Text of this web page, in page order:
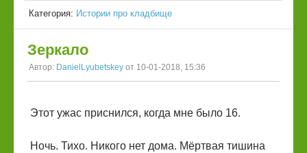
Категория: Истории про кладбище
Зеркало
Автор: DanielLyubetskey от 10-01-2018, 15:36
Этот ужас приснился, когда мне было 16.
Ночь. Тихо. Никого нет дома. Мёртвая тишина